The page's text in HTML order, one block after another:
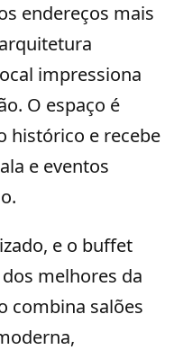
endereços mais
impressiona
O espaço é
histórico e recebe
e eventos
e o buffet
melhores da
combina salões